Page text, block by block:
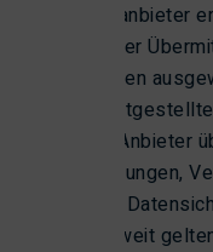
Drittanbieter
mit der
Kunden
Der Anbieter
Leistungen,
oder
insoweit